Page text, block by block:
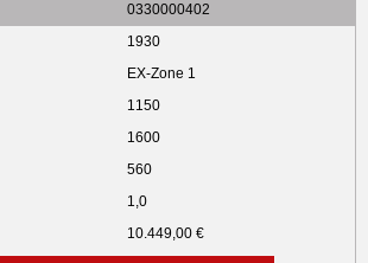
0330000402
1930
EX-Zone 1
1150
1600
560
1,0
10.449,00 €